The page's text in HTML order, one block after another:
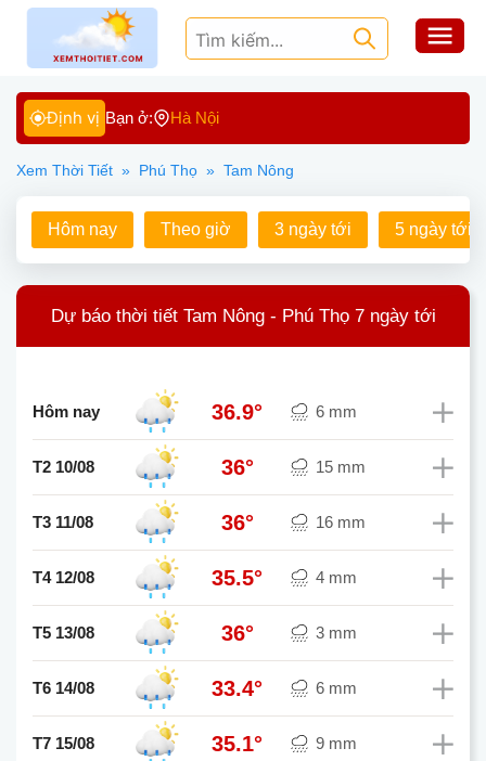
Định vị Bạn ở: Hà Nội
Xem Thời Tiết » Phú Thọ » Tam Nông
Hôm nay Theo giờ 3 ngày tới 5 ngày tới
Dự báo thời tiết Tam Nông - Phú Thọ 7 ngày tới
Hôm nay 36.9° 6 mm
T2 10/08 36° 15 mm
T3 11/08 36° 16 mm
T4 12/08 35.5° 4 mm
T5 13/08 36° 3 mm
T6 14/08 33.4° 6 mm
T7 15/08 35.1° 9 mm